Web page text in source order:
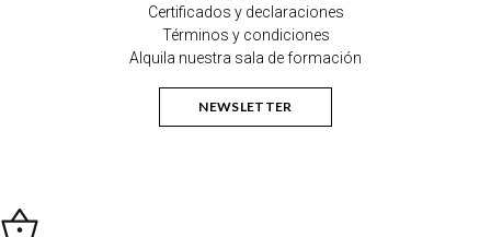
Certificados y declaraciones
Términos y condiciones
Alquila nuestra sala de formación
NEWSLETTER